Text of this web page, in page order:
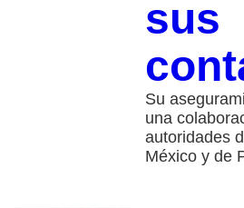
sus
Su
una
autoridades
México y de